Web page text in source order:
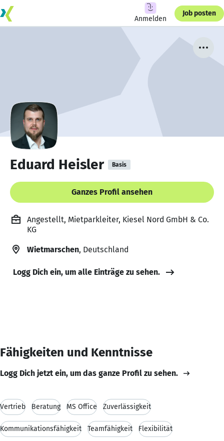
Anmelden
Job posten
Eduard Heisler Basis
Ganzes Profil ansehen
Angestellt, Mietparkleiter, Kiesel Nord GmbH & Co.
KG
Wietmarschen, Deutschland
Logg Dich ein, um alle Einträge zu sehen.
Fähigkeiten und Kenntnisse
Logg Dich jetzt ein, um das ganze Profil zu sehen.
Vertrieb Beratung MS Office Zuverlässigkeit
Kommunikationsfähigkeit Teamfähigkeit Flexibilität